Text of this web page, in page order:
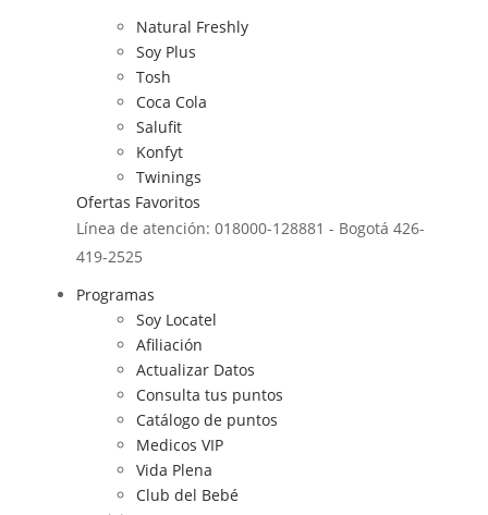
Natural Freshly
Soy Plus
Tosh
Coca Cola
Salufit
Konfyt
Twinings
Ofertas Favoritos
Línea de atención: 018000-128881 - Bogotá 426-
419-2525
Programas
Soy Locatel
Afiliación
Actualizar Datos
Consulta tus puntos
Catálogo de puntos
Medicos VIP
Vida Plena
Club del Bebé